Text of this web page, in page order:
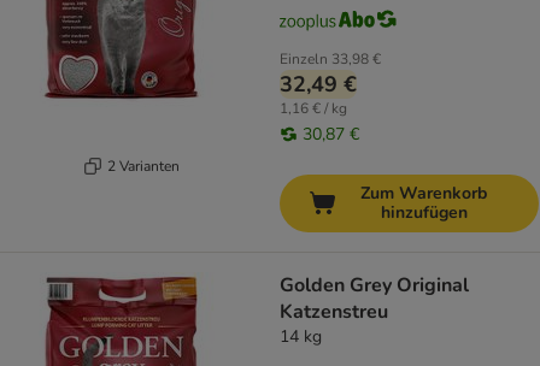
2 Varianten
Einzeln 33,98 €
32,49 €
1,16 € / kg
30,87 €
Zum Warenkorb
hinzufügen
Golden Grey Original
Katzenstreu
14 kg